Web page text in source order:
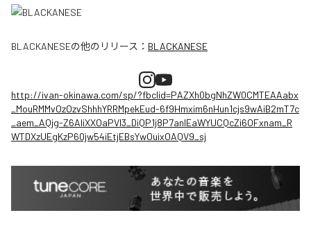
BLACKANESEの他のリリース： BLACKANESE
http://ivan-okinawa.com/sp/?fbclid=PAZXh0bgNhZW0CMTEAAabx
_MouRMMvOzOzvShhhYRRMpekEud-6f9Hmxim6nHun1cjs9wAiB2mT7c
_aem_AQjg-Z6AIiXXOaPVl3_DiQP1j8P7anlEaWYUCQcZi6OFxnam_R
WTDXzUEgKzP60jw54iEtjEBsYwOuixOAQV9_sj